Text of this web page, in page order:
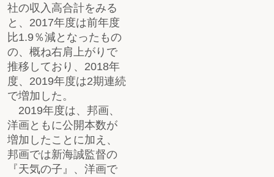
社の収入高合計をみる
と、2017年度は前年度
比1.9％減となったもの
の、概ね右肩上がりで
推移しており、2018年
度、2019年度は2期連続
で増加した。
2019年度は、邦画、
洋画ともに公開本数が
増加したことに加え、
邦画では新海誠監督の
『天気の子』、洋画で